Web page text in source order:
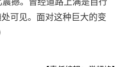
撼。曾经道路上满是自行
可见。面对这种巨大的变